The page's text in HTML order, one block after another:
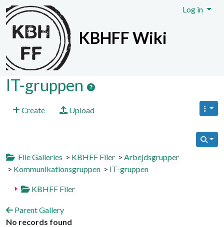
Site identity, navigation, etc.
KBHFF Wiki
Log in
Navigation and related
IT-gruppen
Create Upload
File Galleries > KBHFF Filer > Arbejdsgrupper
> Kommunikationsgruppen > IT-gruppen
KBHFF Filer
Parent Gallery
No records found